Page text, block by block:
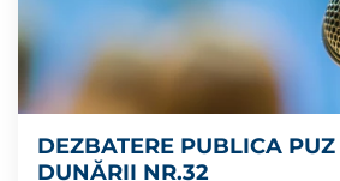
DEZBATERE PUBLICA PUZ
DUNĂRII NR.32